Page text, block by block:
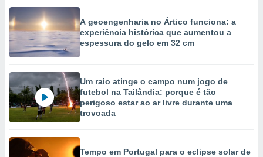
A geoengenharia no Ártico funciona: a
experiência histórica que aumentou a
espessura do gelo em 32 cm
Um raio atinge o campo num jogo de
futebol na Tailândia: porque é tão
perigoso estar ao ar livre durante uma
trovoada
Tempo em Portugal para o eclipse solar de